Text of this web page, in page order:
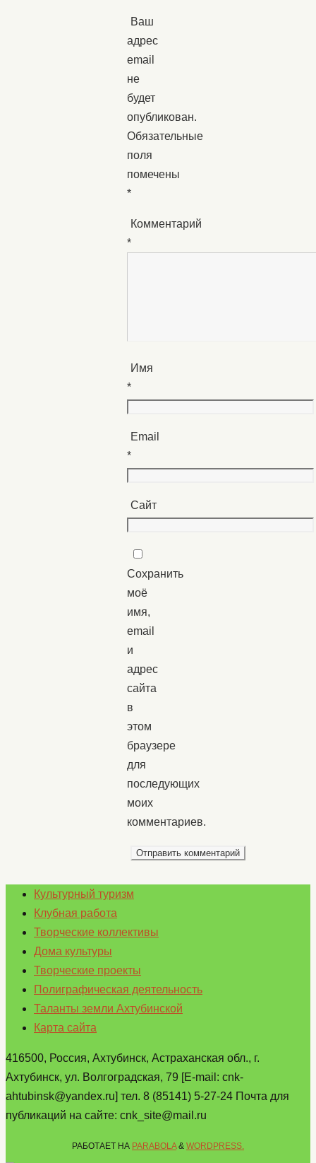
Ваш
адрес
email
не
будет
опубликован.
Обязательные
поля
помечены
*
Комментарий
*
Имя
*
Email
*
Сайт
Сохранить
моё
имя,
email
и
адрес
сайта
в
этом
браузере
для
последующих
моих
комментариев.
Культурный туризм
Клубная работа
Творческие коллективы
Дома культуры
Творческие проекты
Полиграфическая деятельность
Таланты земли Ахтубинской
Карта сайта
416500, Россия, Ахтубинск, Астраханская обл., г.
Ахтубинск, ул. Волгоградская, 79 [E-mail: cnk-
ahtubinsk@yandex.ru] тел. 8 (85141) 5-27-24 Почта для
публикаций на сайте: cnk_site@mail.ru
РАБОТАЕТ НА PARABOLA& WORDPRESS.